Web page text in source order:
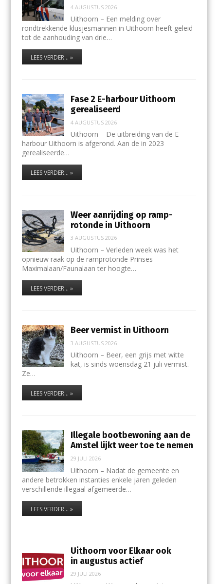
4 AUGUSTUS 2026
Uithoorn – Een melding over
rondtrekkende klusjesmannen in Uithoorn heeft geleid
tot de aanhouding van drie…
LEES VERDER... »
Fase 2 E-harbour Uithoorn
gerealiseerd
4 AUGUSTUS 2026
Uithoorn – De uitbreiding van de E-
harbour Uithoorn is afgerond. Aan de in 2023
gerealiseerde…
LEES VERDER... »
Weer aanrijding op ramp-
rotonde in Uithoorn
3 AUGUSTUS 2026
Uithoorn – Verleden week was het
opnieuw raak op de ramprotonde Prinses
Maximalaan/Faunalaan ter hoogte…
LEES VERDER... »
Beer vermist in Uithoorn
3 AUGUSTUS 2026
Uithoorn – Beer, een grijs met witte
kat, is sinds woensdag 21 juli vermist.
Ze…
LEES VERDER... »
Illegale bootbewoning aan de
Amstel lijkt weer toe te nemen
29 JULI 2026
Uithoorn – Nadat de gemeente en
andere betrokken instanties enkele jaren geleden
verschillende illegaal afgemeerde…
LEES VERDER... »
Uithoorn voor Elkaar ook
in augustus actief
29 JULI 2026